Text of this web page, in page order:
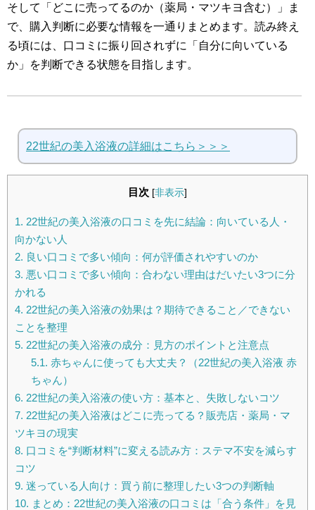
そして「どこに売ってるのか（薬局・マツキヨ含む）」ま
で、購入判断に必要な情報を一通りまとめます。読み終え
る頃には、口コミに振り回されずに「自分に向いている
か」を判断できる状態を目指します。
22世紀の美入浴液の詳細はこちら＞＞＞
目次 [非表示]
1. 22世紀の美入浴液の口コミを先に結論：向いている人・
向かない人
2. 良い口コミで多い傾向：何が評価されやすいのか
3. 悪い口コミで多い傾向：合わない理由はだいたい3つに分
かれる
4. 22世紀の美入浴液の効果は？期待できること／できない
ことを整理
5. 22世紀の美入浴液の成分：見方のポイントと注意点
5.1. 赤ちゃんに使っても大丈夫？（22世紀の美入浴液 赤
ちゃん）
6. 22世紀の美入浴液の使い方：基本と、失敗しないコツ
7. 22世紀の美入浴液はどこに売ってる？販売店・薬局・マ
ツキヨの現実
8. 口コミを“判断材料”に変える読み方：ステマ不安を減らす
コツ
9. 迷っている人向け：買う前に整理したい3つの判断軸
10. まとめ：22世紀の美入浴液の口コミは「合う条件」を見